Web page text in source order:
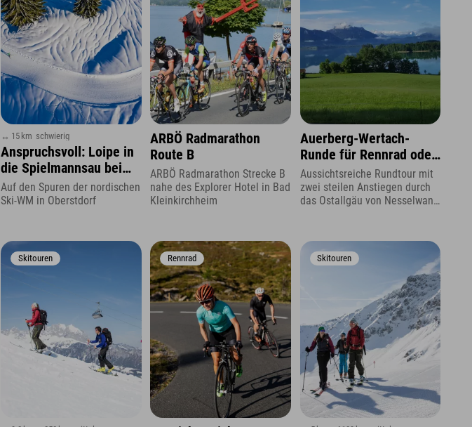
↔ 15 km schwierig
Anspruchsvoll: Loipe in
die Spielmannsau bei
Oberstdorf
Auf den Spuren der nordischen
Ski-WM in Oberstdorf
ARBÖ Radmarathon
Route B
ARBÖ Radmarathon Strecke B
nahe des Explorer Hotel in Bad
Kleinkirchheim
Auerberg-Wertach-
Runde für Rennrad oder
Gravelbike
Aussichtsreiche Rundtour mit
zwei steilen Anstiegen durch
das Ostallgäu von Nesselwang
Skitouren Rennrad Skitouren